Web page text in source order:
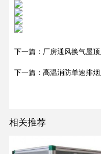
下一篇：厂房通风换气屋
下一篇：高温消防单速排
相关推荐